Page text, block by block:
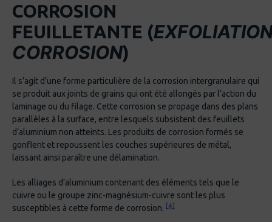
CORROSION
FEUILLETANTE (
CORROSION)
Il s’agit d’une forme particulière de la corrosion intergranulaire qui
se produit aux joints de grains qui ont été allongés par l’action du
laminage ou du filage. Cette corrosion se propage dans des plans
parallèles à la surface, entre lesquels subsistent des feuillets
d’aluminium non atteints. Les produits de corrosion formés se
gonflent et repoussent les couches supérieures de métal,
laissant ainsi paraître une délamination.
Les alliages d’aluminium contenant des éléments tels que le
cuivre ou le groupe zinc-magnésium-cuivre sont les plus
susceptibles à cette forme de corrosion.
[4]